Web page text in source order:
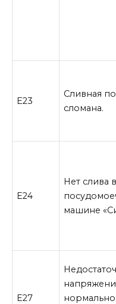
Е23
Сливная
сломана.
Е24
Нет слива в
машине
Е27